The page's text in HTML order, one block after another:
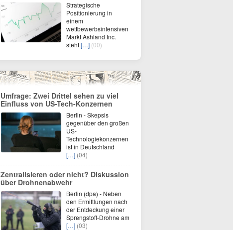
Strategische
Positionierung in
einem
wettbewerbsintensiven
Markt Ashland Inc.
steht[…] (00)
Umfrage: Zwei Drittel sehen zu viel
Einfluss von US-Tech-Konzernen
Berlin - Skepsis
gegenüber den großen
US-
Technologiekonzernen
ist in Deutschland
[…] (04)
Zentralisieren oder nicht? Diskussion
über Drohnenabwehr
Berlin (dpa) - Neben
den Ermittlungen nach
der Entdeckung einer
Sprengstoff-Drohne am
[…] (03)